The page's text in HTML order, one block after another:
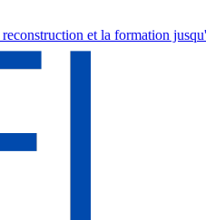
●Asecna Gabon : Nadine